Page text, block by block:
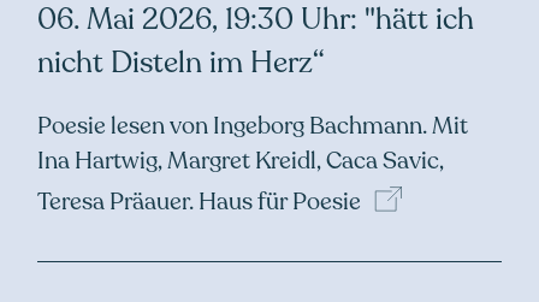
06. Mai 2026, 19:30 Uhr: "hätt ich
nicht Disteln im Herz“
Poesie lesen von Ingeborg Bachmann. Mit
Ina Hartwig, Margret Kreidl, Caca Savic,
Teresa Präauer. Haus fürPoesie